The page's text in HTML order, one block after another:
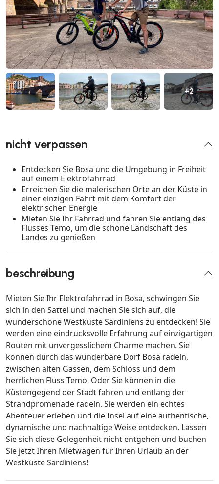
+2
nicht verpassen
Entdecken Sie Bosa und die Umgebung in Freiheit
auf einem Elektrofahrrad
Erreichen Sie die malerischen Orte an der Küste in
einer einzigen Fahrt mit dem Komfort der
elektrischen Energie
Mieten Sie Ihr Fahrrad und fahren Sie entlang des
Flusses Temo, um die schöne Landschaft des
Landes zu genießen
beschreibung
Mieten Sie Ihr Elektrofahrrad in Bosa, schwingen Sie
sich in den Sattel und machen Sie sich auf, die
wunderschöne Westküste Sardiniens zu entdecken! Sie
werden eine eindrucksvolle Erfahrung auf einzigartigen
Routen mit unvergesslichem Charme machen. Sie
können durch das wunderbare Dorf Bosa radeln,
zwischen alten Gassen, dem Schloss und dem
herrlichen Fluss Temo. Oder Sie können in die
Küstengegend der Stadt fahren und entlang der
Strandpromenade radeln. Sie werden ein echtes
Abenteuer erleben und die Insel auf eine authentische,
dynamische und nachhaltige Weise entdecken. Lassen
Sie sich diese Gelegenheit nicht entgehen und buchen
Sie jetzt Ihren Mietwagen für Ihren Urlaub an der
Westküste Sardiniens!